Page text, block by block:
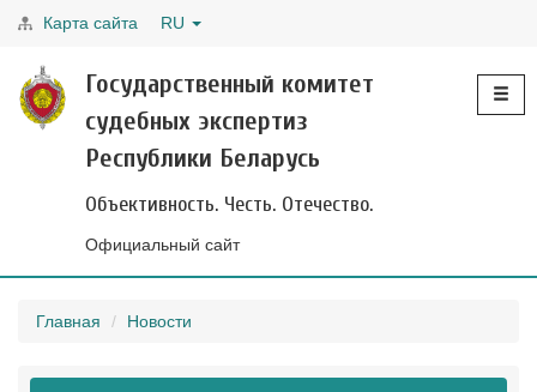
Карта сайта RU
Государственный комитет
судебных экспертиз
Республики Беларусь
Объективность. Честь. Отечество.
Официальный сайт
Главная Новости